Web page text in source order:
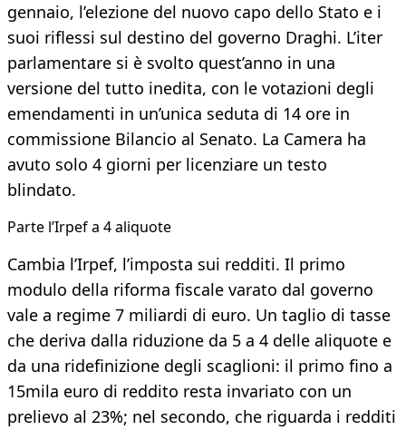
gennaio, l’elezione del nuovo capo dello Stato e i
suoi riflessi sul destino del governo Draghi. L’iter
parlamentare si è svolto quest’anno in una
versione del tutto inedita, con le votazioni degli
emendamenti in un’unica seduta di 14 ore in
commissione Bilancio al Senato. La Camera ha
avuto solo 4 giorni per licenziare un testo
blindato.
Parte l’Irpef a 4 aliquote
Cambia l’Irpef, l’imposta sui redditi. Il primo
modulo della riforma fiscale varato dal governo
vale a regime 7 miliardi di euro. Un taglio di tasse
che deriva dalla riduzione da 5 a 4 delle aliquote e
da una ridefinizione degli scaglioni: il primo fino a
15mila euro di reddito resta invariato con un
prelievo al 23%; nel secondo, che riguarda i redditi